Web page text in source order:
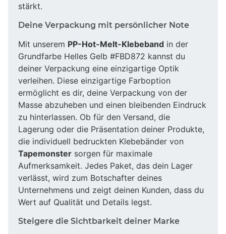
stärkt.
Deine Verpackung mit persönlicher Note
Mit unserem PP-Hot-Melt-Klebeband in der
Grundfarbe Helles Gelb #FBD872 kannst du
deiner Verpackung eine einzigartige Optik
verleihen. Diese einzigartige Farboption
ermöglicht es dir, deine Verpackung von der
Masse abzuheben und einen bleibenden Eindruck
zu hinterlassen. Ob für den Versand, die
Lagerung oder die Präsentation deiner Produkte,
die individuell bedruckten Klebebänder von
Tapemonster sorgen für maximale
Aufmerksamkeit. Jedes Paket, das dein Lager
verlässt, wird zum Botschafter deines
Unternehmens und zeigt deinen Kunden, dass du
Wert auf Qualität und Details legst.
Steigere die Sichtbarkeit deiner Marke